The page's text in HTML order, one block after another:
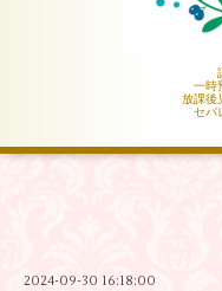
認可
一
放課後
セ
2024-09-30 16:18:00